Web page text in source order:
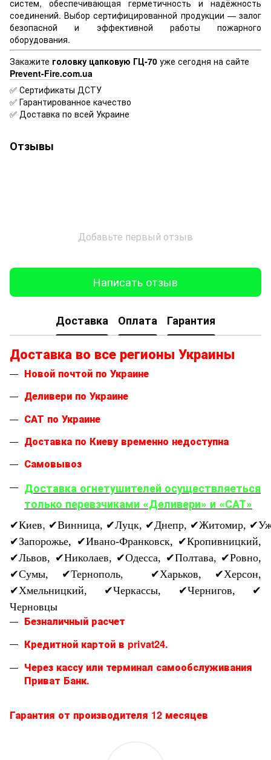
систем, обеспечивающая герметичность и надёжность
соединений. Выбор сертифицированной продукции — залог
безопасной и эффективной работы пожарного
оборудования.
Закажите головку цапковую ГЦ-70 уже сегодня на сайте
Prevent-Fire.com.ua
✅ Сертификаты ДСТУ
✅ Гарантированное качество
✅ Доставка по всей Украине
Отзывы
Добавьте первый отзыв
Написать отзыв
Доставка Оплата Гарантия
Доставка во все регионы Украины
Новой почтой по Украине
Деливери по Украине
САТ по Украине
Доставка по Киеву временно недоступна
Самовывоз
Доставка огнетушителей осуществляеться
только перевзчиками «Деливери» и «САТ»
✔Киев, ✔Винница, ✔Луцк, ✔Днепр, ✔Житомир, ✔
✔Запорожье, ✔Ивано-Франковск, ✔Кропивницкий,
✔Львов, ✔Николаев, ✔Одесса, ✔Полтава, ✔Ровно,
✔Сумы, ✔Тернополь, ✔Харьков, ✔Херсон,
✔Хмельницкий, ✔Черкассы, ✔Чернигов, ✔
Черновцы
Безналичный расчет
Кредитной картой в privat24.
Через кассу или терминал самообслуживания
Приват Банк.
Гарантия от производителя 12 месяцев